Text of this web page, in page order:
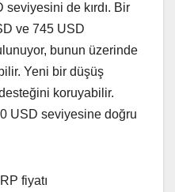
de kırdı. Bir
ve 745 USD
bunun üzerinde
Yeni bir düşüş
koruyabilir.
USD seviyesine doğru
fiyatı